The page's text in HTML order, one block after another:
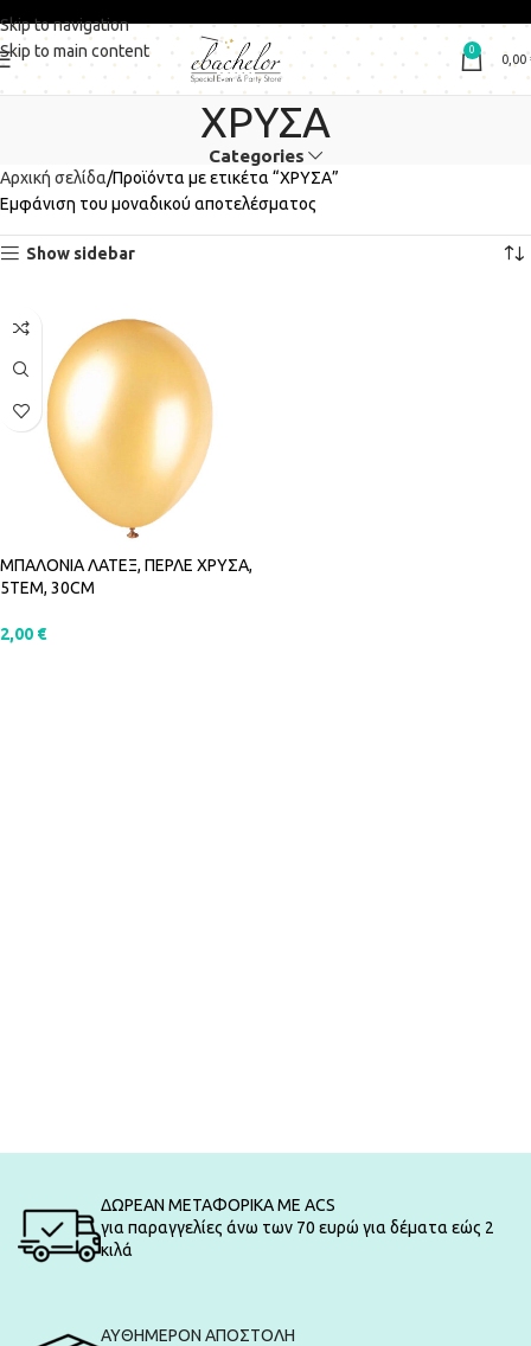
Skip to navigation
Skip to main content
0
0,00
ΧΡΥΣΑ
Categories
Αρχική σελίδα Προϊόντα με ετικέτα “ΧΡΥΣΑ”
Εμφάνιση του μοναδικού αποτελέσματος
Show sidebar
ΜΠΑΛΟΝΙΑ ΛΑΤΕΞ, ΠΕΡΛΕ ΧΡΥΣΑ,
5ΤΕΜ, 30CM
2,00 €
ΔΩΡΕΑΝ ΜΕΤΑΦΟΡΙΚΑ ΜΕ ACS
για παραγγελίες άνω των 70 ευρώ για δέματα εώς 2
κιλά
ΑΥΘΗΜΕΡΟΝ ΑΠΟΣΤΟΛΗ